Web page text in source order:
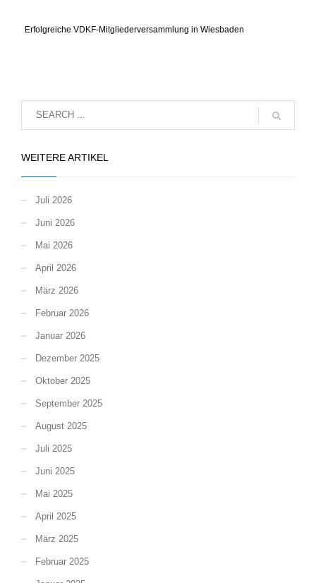
Erfolgreiche VDKF-Mitgliederversammlung in Wiesbaden
WEITERE ARTIKEL
Juli 2026
Juni 2026
Mai 2026
April 2026
März 2026
Februar 2026
Januar 2026
Dezember 2025
Oktober 2025
September 2025
August 2025
Juli 2025
Juni 2025
Mai 2025
April 2025
März 2025
Februar 2025